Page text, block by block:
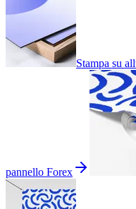
Stampa su
pannello Forex